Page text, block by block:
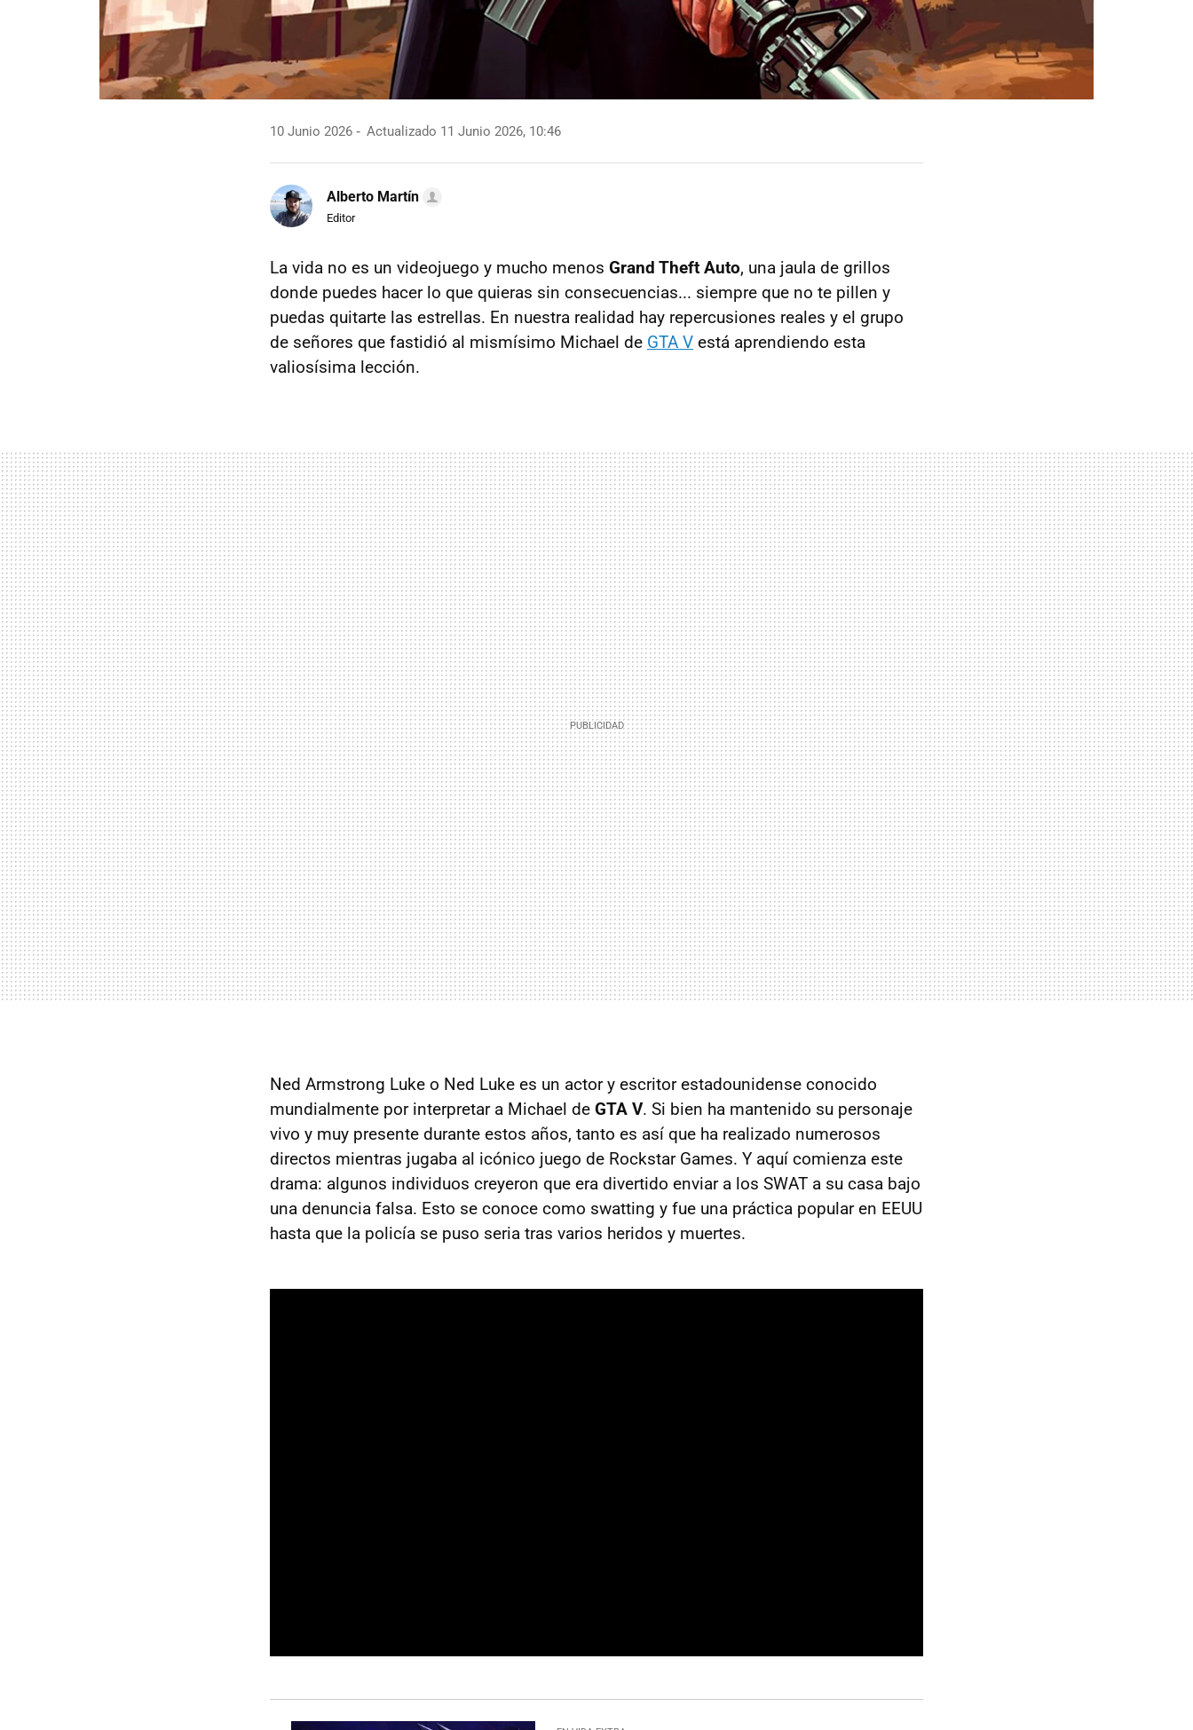
10 Junio 2026 Actualizado 11 Junio 2026, 10:46
Alberto Martín
Editor
La vida no es un videojuego y mucho menos Grand Theft Auto, una jaula de grillos
donde puedes hacer lo que quieras sin consecuencias... siempre que no te pillen y
puedas quitarte las estrellas. En nuestra realidad hay repercusiones reales y el grupo
de señores que fastidió al mismísimo Michael de GTA V está aprendiendo esta
valiosísima lección.
Ned Armstrong Luke o Ned Luke es un actor y escritor estadounidense conocido
mundialmente por interpretar a Michael de GTA V. Si bien ha mantenido su personaje
vivo y muy presente durante estos años, tanto es así que ha realizado numerosos
directos mientras jugaba al icónico juego de Rockstar Games. Y aquí comienza este
drama: algunos individuos creyeron que era divertido enviar a los SWAT a su casa bajo
una denuncia falsa. Esto se conoce como swatting y fue una práctica popular en EEUU
hasta que la policía se puso seria tras varios heridos y muertes.